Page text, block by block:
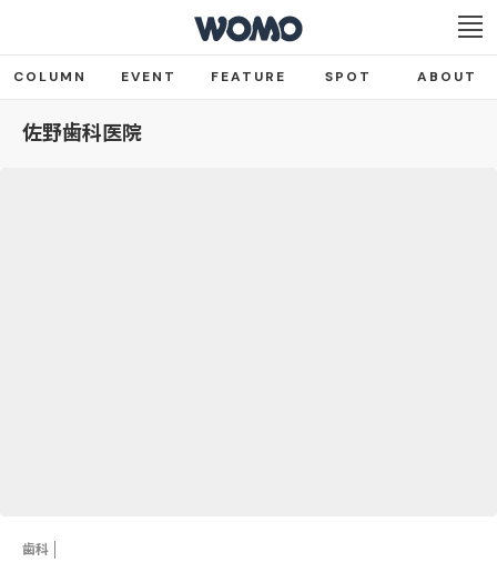
COLUMN EVENT FEATURE SPOT ABOUT
佐野歯科医院
歯科